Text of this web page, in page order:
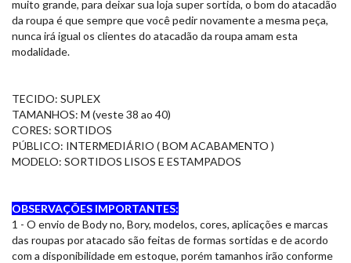
muito grande, para deixar sua loja super sortida, o bom do atacadão
da roupa é que sempre que você pedir novamente a mesma peça,
nunca irá igual os clientes do atacadão da roupa amam esta
modalidade.
TECIDO: SUPLEX
TAMANHOS: M (veste 38 ao 40)
CORES: SORTIDOS
PÚBLICO: INTERMEDIÁRIO ( BOM ACABAMENTO )
MODELO: SORTIDOS LISOS E ESTAMPADOS
OBSERVAÇÕES IMPORTANTES:
1 - O envio de Body no, Bory, modelos, cores, aplicações e marcas
das roupas por atacado são feitas de formas sortidas e de acordo
com a disponibilidade em estoque, porém tamanhos irão conforme